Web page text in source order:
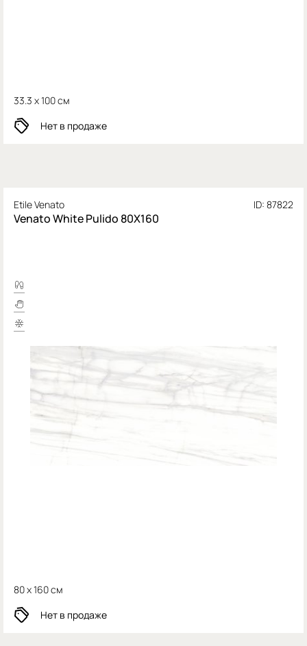
33.3 x 100 см
Нет в продаже
Etile Venato ID: 87822
Venato White Pulido 80X160
80 x 160 см
Нет в продаже